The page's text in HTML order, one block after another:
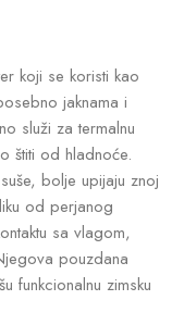
koji se koristi kao
jaknama i
služi za termalnu
štiti od hladnoće.
bolje upijaju znoj
od perjanog
sa vlagom,
pouzdana
funkcionalnu zimsku